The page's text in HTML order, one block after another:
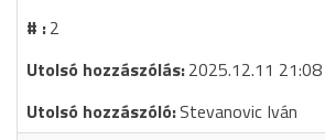
2
2025.12.11 21:08
Stevanovic Iván